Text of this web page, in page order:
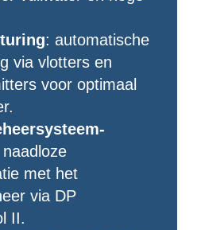
: automatische
via vlotters en
voor optimaal
naadloze
met het
via DP
II.